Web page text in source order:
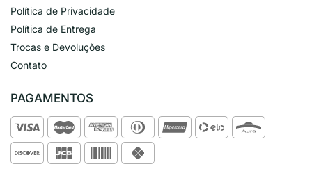
Política de Privacidade
Política de Entrega
Trocas e Devoluções
Contato
PAGAMENTOS